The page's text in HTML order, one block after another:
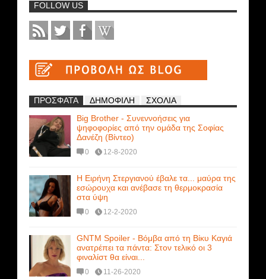
FOLLOW US
ΠΡΟΣΦΑΤΑ ΔΗΜΟΦΙΛΗ
ΣΧΟΛΙΑ
Big Brother - Συνεννοήσεις για
ψηφοφορίες από την ομάδα της Σοφίας
Δανέζη (Βίντεο)
0 12-8-2020
Η Ειρήνη Στεργιανού έβαλε τα... μαύρα της
εσώρουχα και ανέβασε τη θερμοκρασία
στα ύψη
0 12-2-2020
GNTM Spoiler - Βόμβα από τη Βίκυ Καγιά
ανατρέπει τα πάντα: Στον τελικό οι 3
φιναλίστ θα είναι...
0 11-26-2020